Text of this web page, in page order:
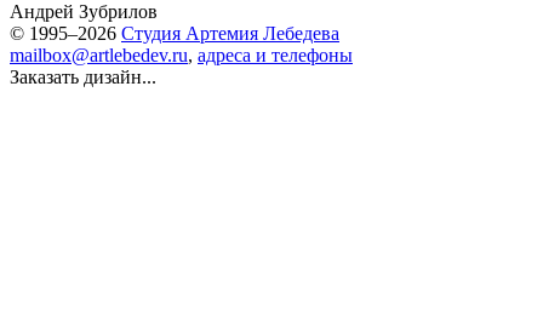
Андрей Зубрилов
© 1995–2026 Студия Артемия Лебедева
mailbox@artlebedev.ru, адреса и телефоны
Заказать дизайн...